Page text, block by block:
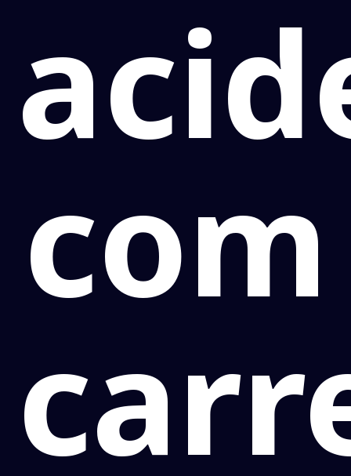
com